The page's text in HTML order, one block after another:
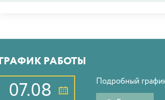
ГРАФИК РАБОТЫ
07.08 Подробный